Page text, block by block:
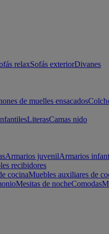
relaxSofás exteriorDivanes
de muelles ensacados
LiterasCamas nido
Armarios juvenilArmarios
recibidores
cocinaMuebles auxiliares de
Mesitas de nocheComodas